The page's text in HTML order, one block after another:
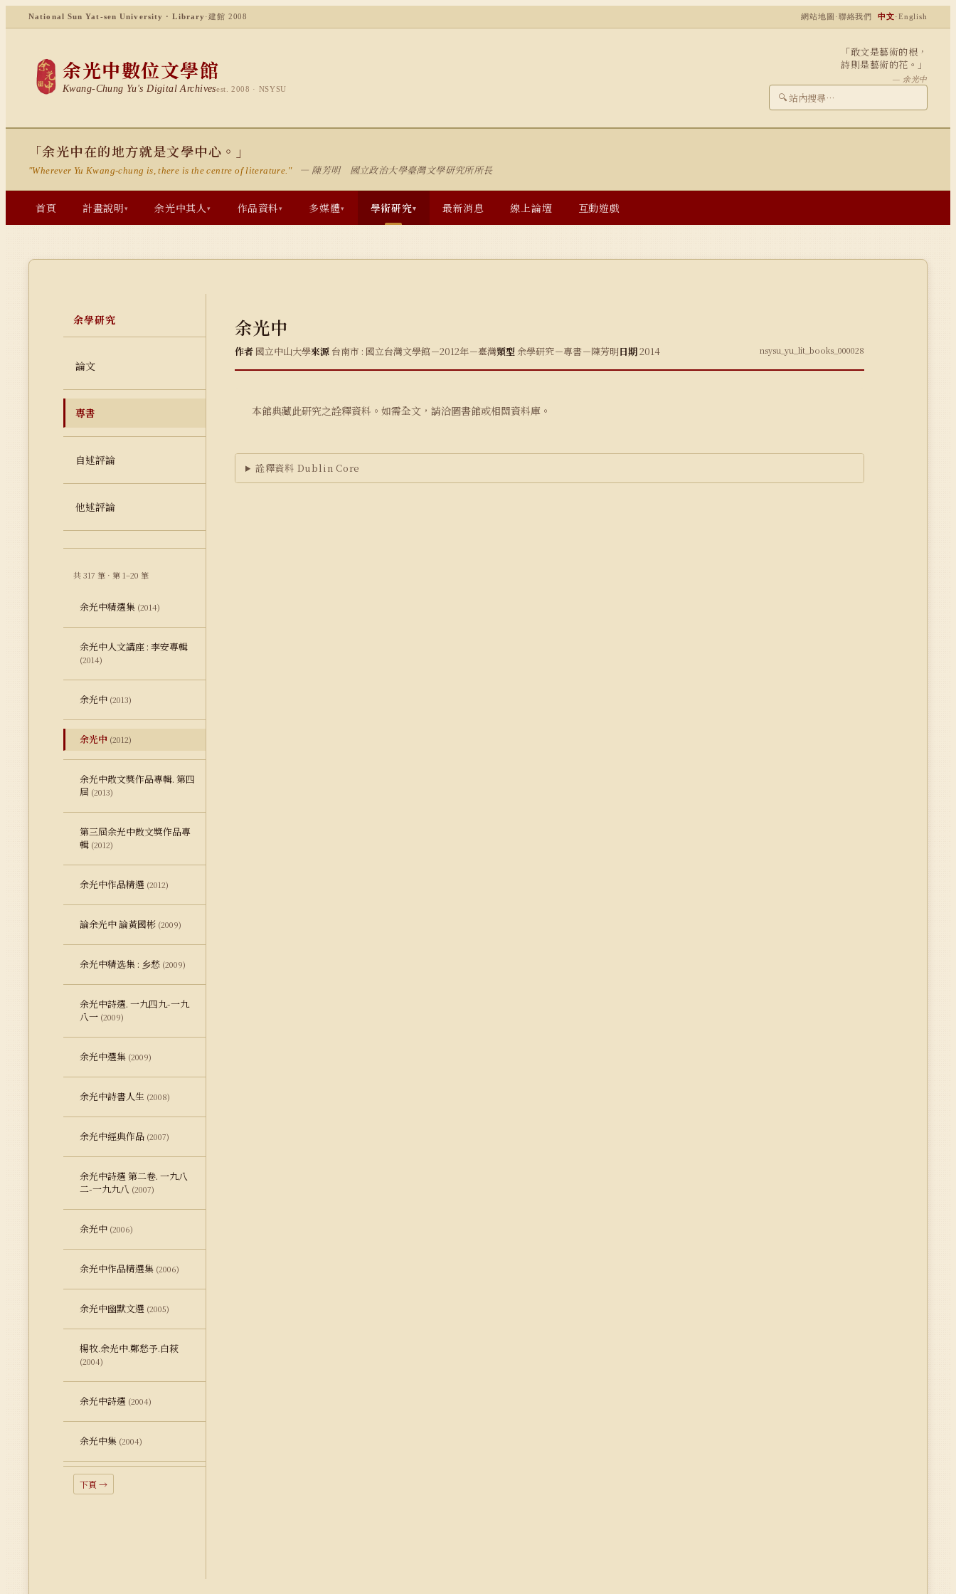
National Sun Yat-sen University · Library ·建館 2008 網站地圖 ·聯絡我們 中文·English
余光中數位文學館
Kwang-Chung Yu's Digital Archivesest. 2008 · NSYSU
「敢文是藝術的根，
詩則是藝術的花。」
— 余光中
🔍
「余光中在的地方就是文學中心。」
"Wherever Yu Kwang-chung is, there is the centre of literature." — 陳芳明 國立政治大學臺灣文學研究所所長
首頁 計畫說明▾ 余光中其人▾ 作品資料▾ 多媒體▾ 學術研究▾ 最新消息 線上論壇 互動遊戲
余學研究
論文
專書
自述評論
他述評論
共 317 筆 · 第 1–20 筆
余光中精選集 (2014)
余光中人文講座 : 李安專輯
(2014)
余光中 (2013)
余光中 (2012)
余光中散文獎作品專輯. 第四
屆 (2013)
第三屆余光中散文獎作品專
輯 (2012)
余光中作品精選 (2012)
論余光中 論黃國彬 (2009)
余光中精选集 : 乡愁 (2009)
余光中詩選. 一九四九-一九
八一 (2009)
余光中選集 (2009)
余光中詩書人生 (2008)
余光中經典作品 (2007)
余光中詩選 第二卷. 一九八
二-一九九八 (2007)
余光中 (2006)
余光中作品精選集 (2006)
余光中幽默文選 (2005)
楊牧.余光中.鄭愁予.白萩
(2004)
余光中詩選 (2004)
余光中集 (2004)
下頁 →
余光中
作者 國立中山大學來源 台南市 : 國立台灣文學館－2012年－臺灣類型 余學研究－專書－陳芳明日期2014 nsysu_yu_lit_books_000028
本館典藏此研究之詮釋資料。如需全文，請洽圖書館或相關資料庫。
詮釋資料 Dublin Core